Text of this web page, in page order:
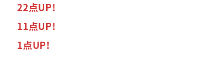
22点UP!
11点UP!
1点UP!